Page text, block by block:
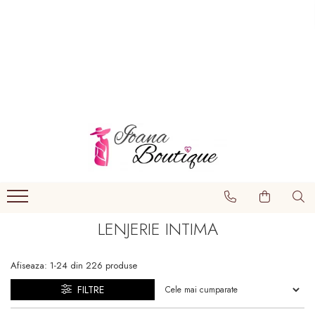
Boxeri brazilieni
Chiloti clasici
Costume de baie
Halate pareo
LENJERIE INTIMA
Afiseaza: 1-24 din 226 produse
FILTRE